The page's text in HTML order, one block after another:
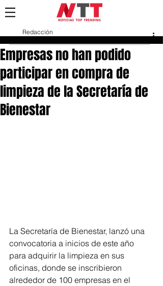
Empresas no han podido
participar en compra de
limpieza de la Secretaría de
Bienestar
Redacción
La Secretaría de Bienestar, lanzó una
convocatoria a inicios de este año
para adquirir la limpieza en sus
oficinas, donde se inscribieron
alrededor de 100 empresas en el